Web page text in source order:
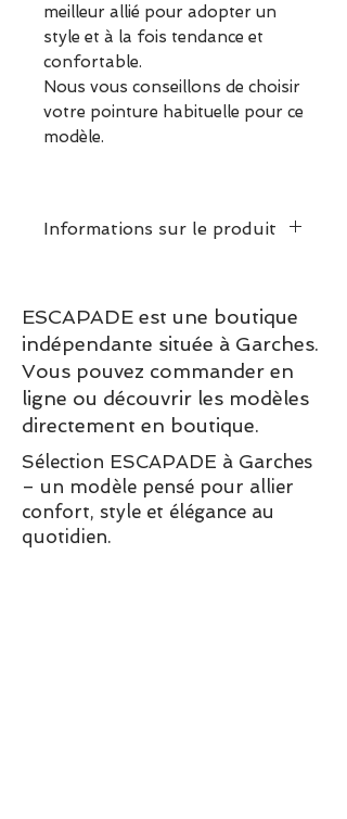
meilleur allié pour adopter un
style et à la fois tendance et
confortable.
Nous vous conseillons de choisir
votre pointure habituelle pour ce
modèle.
Informations sur le produit
ESCAPADE est une boutique
indépendante située à Garches.
Vous pouvez commander en
ligne ou découvrir les modèles
directement en boutique.
Sélection ESCAPADE à Garches
– un modèle pensé pour allier
confort, style et élégance au
quotidien.